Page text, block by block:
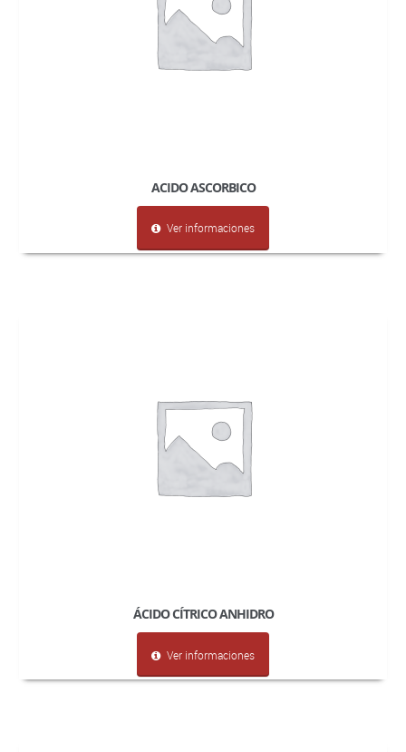
ACIDO ASCORBICO
Ver informaciones
ÁCIDO CÍTRICO ANHIDRO
Ver informaciones